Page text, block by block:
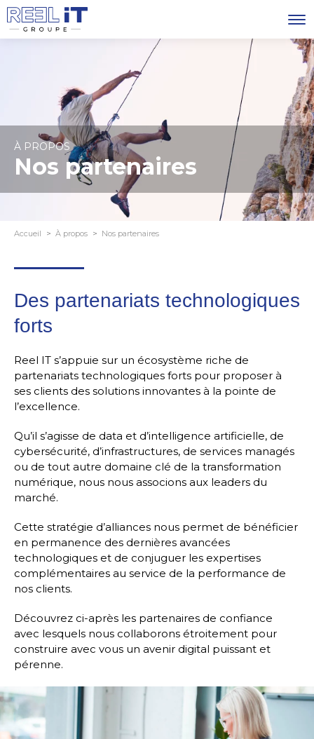
À PROPOS
Nos partenaires
Accueil À propos Nos partenaires
Des partenariats technologiques
forts
Reel IT s’appuie sur un écosystème riche de
partenariats technologiques forts pour proposer à
ses clients des solutions innovantes à la pointe de
l’excellence.
Qu’il s’agisse de data et d’intelligence artificielle, de
cybersécurité, d’infrastructures, de services managés
ou de tout autre domaine clé de la transformation
numérique, nous nous associons aux leaders du
marché.
Cette stratégie d’alliances nous permet de bénéficier
en permanence des dernières avancées
technologiques et de conjuguer les expertises
complémentaires au service de la performance de
nos clients.
Découvrez ci-après les partenaires de confiance
avec lesquels nous collaborons étroitement pour
construire avec vous un avenir digital puissant et
pérenne.